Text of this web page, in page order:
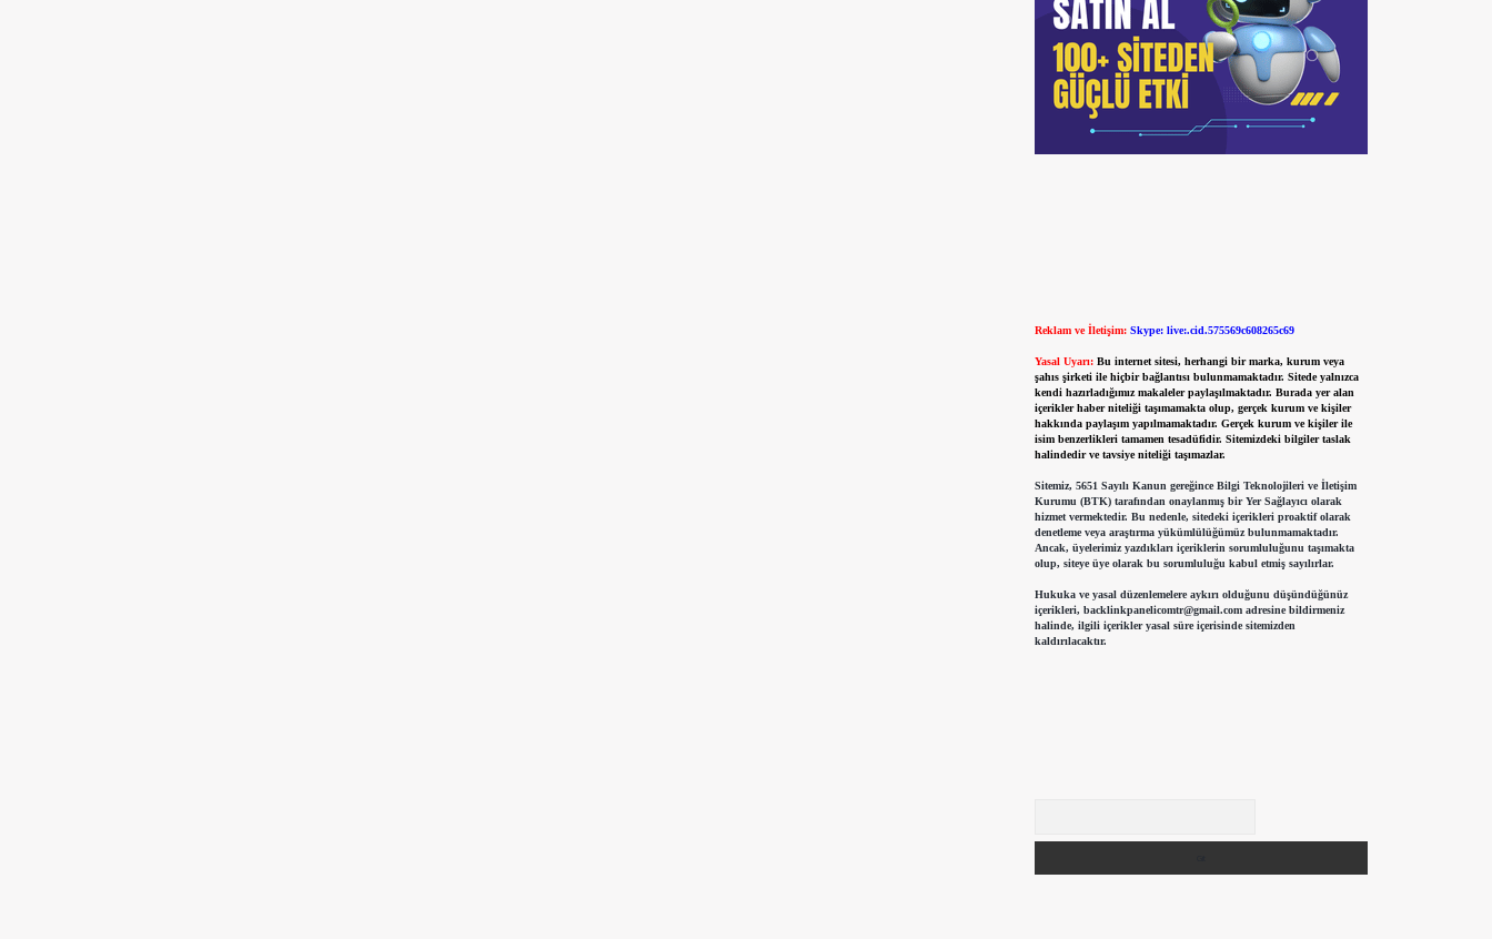
Reklam ve İletişim: Skype: live:.cid.575569c608265c69
Yasal Uyarı: Bu internet sitesi, herhangi bir marka, kurum veya
şahıs şirketi ile hiçbir bağlantısı bulunmamaktadır. Sitede yalnızca
kendi hazırladığımız makaleler paylaşılmaktadır. Burada yer alan
içerikler haber niteliği taşımamakta olup, gerçek kurum ve kişiler
hakkında paylaşım yapılmamaktadır. Gerçek kurum ve kişiler ile
isim benzerlikleri tamamen tesadüfidir. Sitemizdeki bilgiler taslak
halindedir ve tavsiye niteliği taşımazlar.
Sitemiz, 5651 Sayılı Kanun gereğince Bilgi Teknolojileri ve İletişim
Kurumu (BTK) tarafından onaylanmış bir Yer Sağlayıcı olarak
hizmet vermektedir. Bu nedenle, sitedeki içerikleri proaktif olarak
denetleme veya araştırma yükümlülüğümüz bulunmamaktadır.
Ancak, üyelerimiz yazdıkları içeriklerin sorumluluğunu taşımakta
olup, siteye üye olarak bu sorumluluğu kabul etmiş sayılırlar.
Hukuka ve yasal düzenlemelere aykırı olduğunu düşündüğünüz
içerikleri, backlinkpanelicomtr@gmail.comadresine bildirmeniz
halinde, ilgili içerikler yasal süre içerisinde sitemizden
kaldırılacaktır.